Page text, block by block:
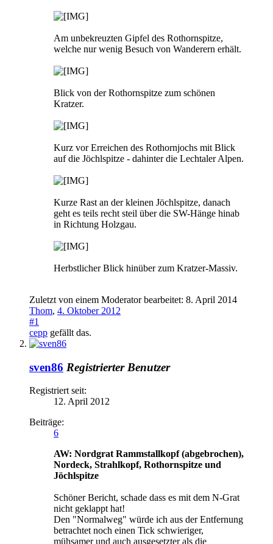
Am unbekreuzten Gipfel des Rothornspitze,
welche nur wenig Besuch von Wanderern erhält.
Blick von der Rothornspitze zum schönen
Kratzer.
Kurz vor Erreichen des Rothornjochs mit Blick
auf die Jöchlspitze - dahinter die Lechtaler Alpen.
Kurze Rast an der kleinen Jöchlspitze, danach
geht es teils recht steil über die SW-Hänge hinab
in Richtung Holzgau.
Herbstlicher Blick hinüber zum Kratzer-Massiv.
Zuletzt von einem Moderator bearbeitet: 8. April 2014
Thom, 4. Oktober 2012
#1
cepp gefällt das.
sven86 Registrierter Benutzer
Registriert seit:
12. April 2012
Beiträge:
6
AW: Nordgrat Rammstallkopf (abgebrochen),
Nordeck, Strahlkopf, Rothornspitze und
Jöchlspitze
Schöner Bericht, schade dass es mit dem N-Grat
nicht geklappt hat!
Den "Normalweg" würde ich aus der Entfernung
betrachtet noch einen Tick schwieriger,
mühsamer und auch ausgesetzter als die